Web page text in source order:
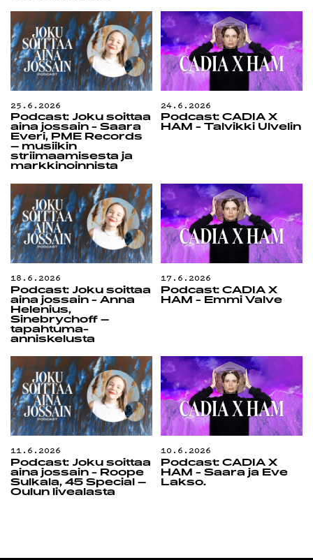
25.6.2026
Podcast: Joku soittaa
aina jossain - Saara
Everi, PME Records
– musiikin
striimaamisesta ja
markkinoinnista
24.6.2026
Podcast: CADIA X
HAM - Talvikki Ulvelin
18.6.2026
Podcast: Joku soittaa
aina jossain - Anna
Helenius,
Sinebrychoff –
tapahtuma-
anniskelusta
17.6.2026
Podcast: CADIA X
HAM - Emmi Valve
11.6.2026
Podcast: Joku soittaa
aina jossain - Roope
Sulkala, 45 Special –
Oulun livealasta
10.6.2026
Podcast: CADIA X
HAM - Saara ja Eve
Lakso.